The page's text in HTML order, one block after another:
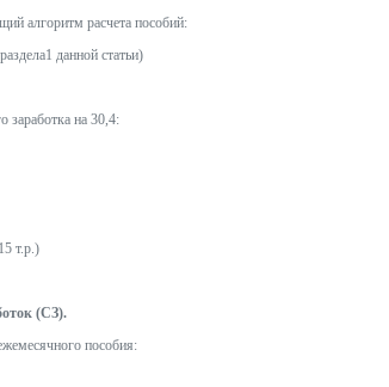
алгоритм расчета пособий:
данной статьи)
заработка на 30,4:
т.р.)
(СЗ).
пособия: